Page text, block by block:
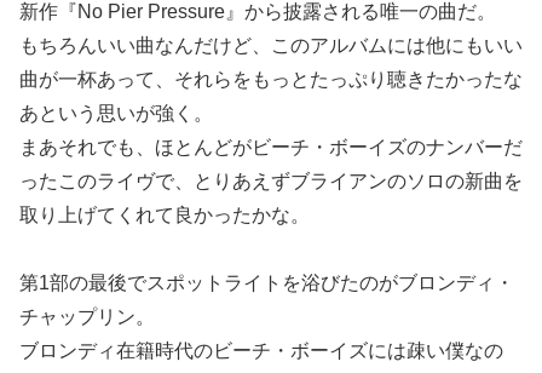
新作『No Pier Pressure』から披露される唯一の曲だ。
もちろんいい曲なんだけど、このアルバムには他にもいい
曲が一杯あって、それらをもっとたっぷり聴きたかったな
あという思いが強く。
まあそれでも、ほとんどがビーチ・ボーイズのナンバーだ
ったこのライヴで、とりあえずブライアンのソロの新曲を
取り上げてくれて良かったかな。
第1部の最後でスポットライトを浴びたのがブロンディ・
チャップリン。
ブロンディ在籍時代のビーチ・ボーイズには疎い僕なの